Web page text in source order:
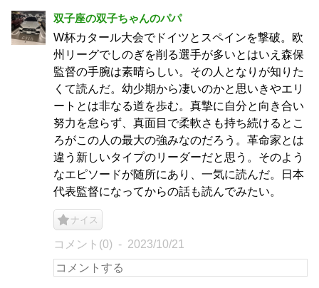
双子座の双子ちゃんのパパ
W杯カタール大会でドイツとスペインを撃破。欧
州リーグでしのぎを削る選手が多いとはいえ森保
監督の手腕は素晴らしい。その人となりが知りた
くて読んだ。幼少期から凄いのかと思いきやエリ
ートとは非なる道を歩む。真摯に自分と向き合い
努力を怠らず、真面目で柔軟さも持ち続けるとこ
ろがこの人の最大の強みなのだろう。革命家とは
違う新しいタイプのリーダーだと思う。そのよう
なエピソードが随所にあり、一気に読んだ。日本
代表監督になってからの話も読んでみたい。
ナイス
コメント(0) 2023/10/21